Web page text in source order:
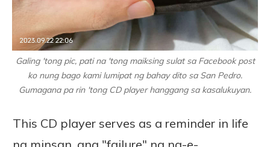
Galing 'tong pic, pati na 'tong maiksing sulat sa Facebook post
ko nung bago kami lumipat ng bahay dito sa San Pedro.
Gumagana pa rin 'tong CD player hanggang sa kasalukuyan.
This CD player serves as a reminder in life